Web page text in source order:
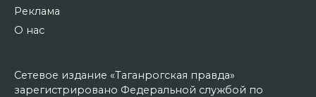
Реклама
О нас
Сетевое издание «Таганрогская правда»
зарегистрировано Федеральной службой по